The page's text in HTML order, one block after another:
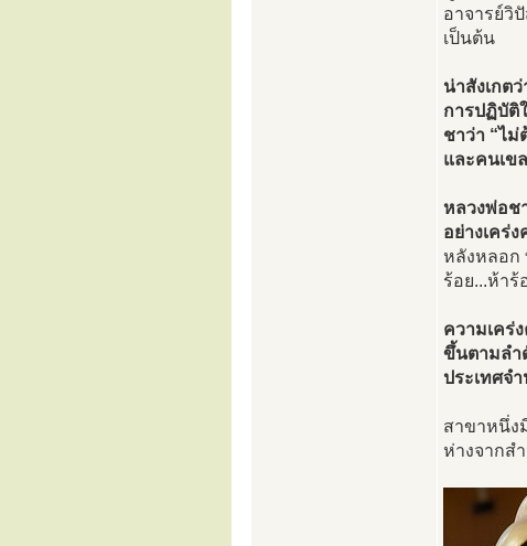
อาจารย์วิ
เป็นต้น
น่าสังเกต
การปฏิบัติ
ชาว่า “ไม่
และคนเข
หลวงพ่อช
อย่างเคร่
หลังหลอก
ร้อย...ห้าร้
ความเคร่
ขึ้นตามลำ
ประเทศจ
สาขาหนึ่ง
ห่างจากส